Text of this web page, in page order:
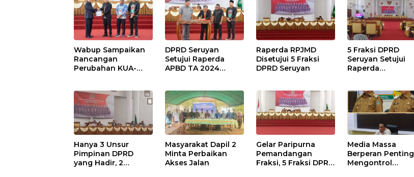
Wabup Sampaikan
Rancangan
Perubahan KUA-
DPRD Seruyan
Setujui Raperda
APBD TA 2024
Raperda RPJMD
Disetujui 5 Fraksi
DPRD Seruyan
5 Fraksi DPRD
Seruyan Setujui
Raperda
TA 2024
Hanya 3 Unsur
Pimpinan DPRD
yang Hadir, 2
Masyarakat Dapil 2
Minta Perbaikan
Akses Jalan
Gelar Paripurna
Pemandangan
Fraksi, 5 Fraksi DPRD
Media Massa
Berperan Penting
Mengontrol